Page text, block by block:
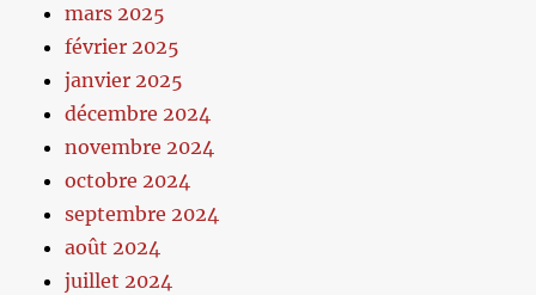
mars 2025
février 2025
janvier 2025
décembre 2024
novembre 2024
octobre 2024
septembre 2024
août 2024
juillet 2024